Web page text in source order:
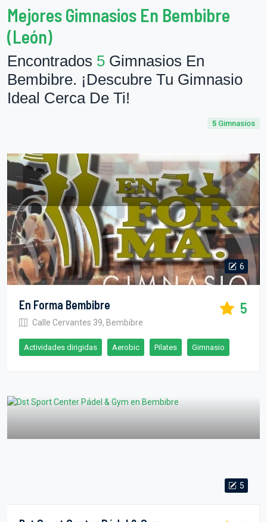
Mejores Gimnasios En Bembibre
(León)
Encontrados 5 Gimnasios En
Bembibre. ¡Descubre Tu Gimnasio
Ideal Cerca De Ti!
5 Gimnasios
6
En Forma Bembibre
Calle Cervantes 39, Bembibre
5
Actividades dirigidas Aerobic Pilates Gimnasio
5